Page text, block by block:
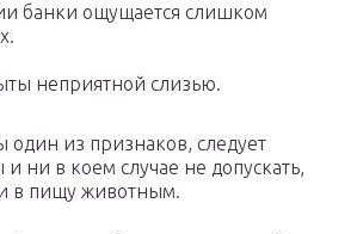
банки ощущается слишком
неприятной слизью.
один из признаков, следует
ни в коем случае не допускать,
в пищу животным.